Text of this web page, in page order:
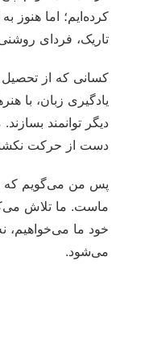
کرده‌ایم؛ اما هنوز
تاریک، فردای
کسانی که از تحصیل
یادگیری زبان، با
دیگر توانمند
دست از حرکت
ماست. ما تلاش
خود ما می‌خواهیم،
می‌شود.